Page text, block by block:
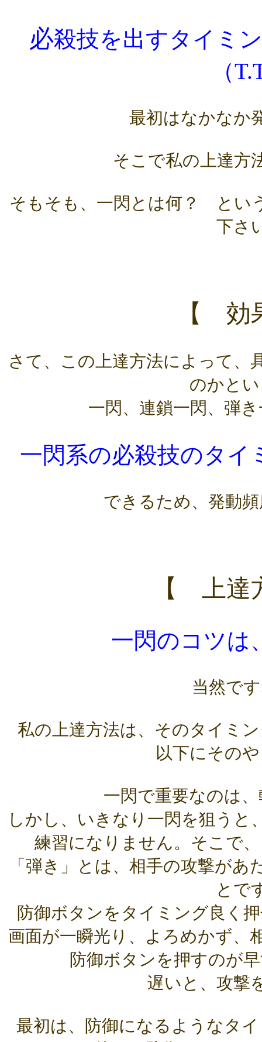
必殺技を出すタイミ
（
最初はなかなか
そこで私の上達方
そもそも、一閃とは何？ とい
下さ
【
さて、この上達方法によって、
のかと
一閃、連鎖一閃、弾
一閃系の必殺技のタイ
できるため、発動
【 上
一閃のコツは
当然で
私の上達方法は、そのタイミ
以下にその
一閃で重要なのは
しかし、いきなり一閃を狙うと
練習になりません。そこで
「弾き」とは、相手の攻撃が
とで
防御ボタンをタイミング良く
画面が一瞬光り、よろめかず、
防御ボタンを押すのが
遅いと、攻撃
最初は、防御になるようなタ